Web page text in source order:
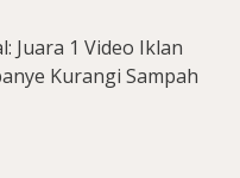
Juara 1 Video Iklan
Kurangi Sampah